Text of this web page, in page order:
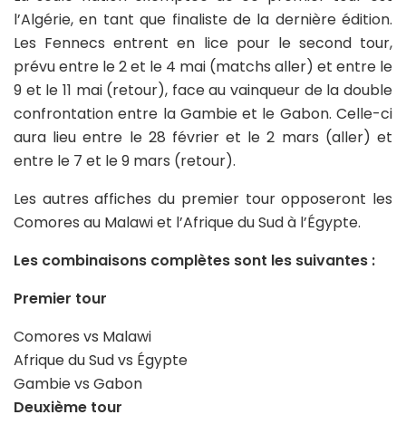
l’Algérie, en tant que finaliste de la dernière édition.
Les Fennecs entrent en lice pour le second tour,
prévu entre le 2 et le 4 mai (matchs aller) et entre le
9 et le 11 mai (retour), face au vainqueur de la double
confrontation entre la Gambie et le Gabon. Celle-ci
aura lieu entre le 28 février et le 2 mars (aller) et
entre le 7 et le 9 mars (retour).
Les autres affiches du premier tour opposeront les
Comores au Malawi et l’Afrique du Sud à l’Égypte.
Les combinaisons complètes sont les suivantes :
Premier tour
Comores vs Malawi
Afrique du Sud vs Égypte
Gambie vs Gabon
Deuxième tour